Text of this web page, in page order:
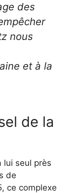
des
nous
et à la
de la
lui seul près
de
ce complexe